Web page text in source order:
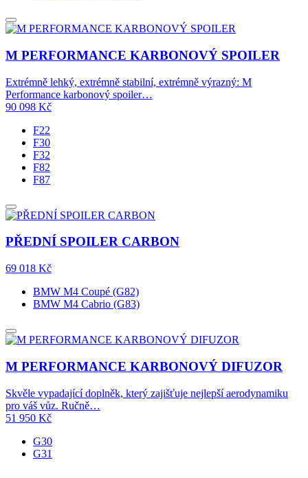
M PERFORMANCE KARBONOVÝ SPOILER
Extrémně lehký, extrémně stabilní, extrémně výrazný: M
Performance karbonový spoiler…
90 098 Kč
F22
F30
F32
F82
F87
PŘEDNÍ SPOILER CARBON
69 018 Kč
BMW M4 Coupé (G82)
BMW M4 Cabrio (G83)
M PERFORMANCE KARBONOVÝ DIFUZOR
Skvěle vypadající doplněk, který zajišťuje nejlepší aerodynamiku
pro váš vůz. Ručně…
51 950 Kč
G30
G31